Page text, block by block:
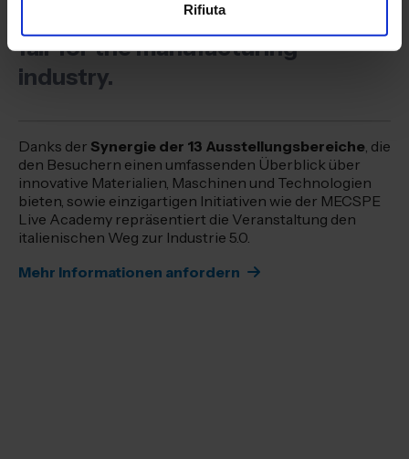
Rifiuta
The leading international trade
fair for the manufacturing
industry.
Danks der Synergie der 13 Ausstellungsbereiche, die
den Besuchern einen umfassenden Überblick über
innovative Materialien, Maschinen und Technologien
bieten, sowie einzigartigen Initiativen wie der MECSPE
Live Academy repräsentiert die Veranstaltung den
italienischen Weg zur Industrie 5.0.
Mehr Informationen anfordern